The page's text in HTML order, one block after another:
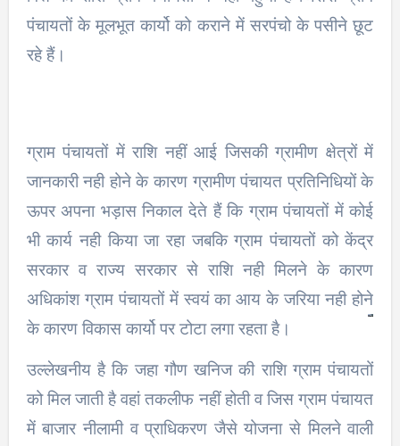
पंचायतों के मूलभूत कार्यो को कराने में सरपंचो के पसीने छूट
रहे हैं।
ग्राम पंचायतों में राशि नहीं आई जिसकी ग्रामीण क्षेत्रों में
जानकारी नही होने के कारण ग्रामीण पंचायत प्रतिनिधियों के
ऊपर अपना भड़ास निकाल देते हैं कि ग्राम पंचायतों में कोई
भी कार्य नही किया जा रहा जबकि ग्राम पंचायतों को केंद्र
सरकार व राज्य सरकार से राशि नही मिलने के कारण
अधिकांश ग्राम पंचायतों में स्वयं का आय के जरिया नही होने
के कारण विकास कार्यो पर टोटा लगा रहता है।
उल्लेखनीय है कि जहा गौण खनिज की राशि ग्राम पंचायतों
को मिल जाती है वहां तकलीफ नहीं होती व जिस ग्राम पंचायत
में बाजार नीलामी व प्राधिकरण जैसे योजना से मिलने वाली